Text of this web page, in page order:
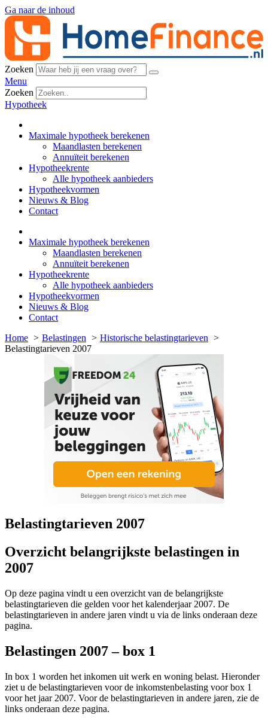
Ga naar de inhoud
Zoeken
Menu
Zoeken
Hypotheek
Maximale hypotheek berekenen
Maandlasten berekenen
Annuïteit berekenen
Hypotheekrente
Alle hypotheek aanbieders
Hypotheekvormen
Nieuws & Blog
Contact
Maximale hypotheek berekenen
Maandlasten berekenen
Annuïteit berekenen
Hypotheekrente
Alle hypotheek aanbieders
Hypotheekvormen
Nieuws & Blog
Contact
Home
Belastingen
Historische belastingtarieven
Belastingtarieven 2007
Belastingtarieven 2007
Overzicht belangrijkste belastingen in
2007
Op deze pagina vindt u een overzicht van de belangrijkste
belastingtarieven die gelden voor het kalenderjaar 2007. De
belastingtarieven in andere jaren vindt u via de links onderaan deze
pagina.
Belastingen 2007 – box 1
In box 1 worden het inkomen uit werk en woning belast. Hieronder
ziet u de belastingtarieven voor de inkomstenbelasting voor box 1
voor het jaar 2007. Voor de belastingtarieven in andere jaren, zie de
links onderaan deze pagina.